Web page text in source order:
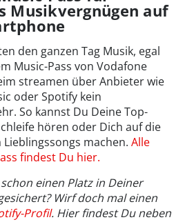
Musikvergnügen auf
den ganzen Tag Musik, egal
Music-Pass von Vodafone
streamen über Anbieter wie
oder Spotify kein
So kannst Du Deine Top-
hören oder Dich auf die
machen. Alle
findest Du hier.
einen Platz in Deiner
Wirf doch mal einen
Profil. Hier findest Du neben